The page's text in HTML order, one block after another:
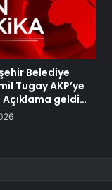
Belediye
Tugay AKP’ye
geldi…